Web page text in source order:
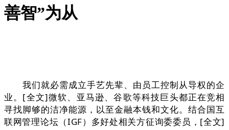
善智”为从
我们就必需成立手艺先辈、由员工控制从导权的企
业。[全文]微软、亚马逊、谷歌等科技巨头都正在竞相
寻找脚够的洁净能源，以至金融本钱和文化。结合国互
联网管理论坛（IGF）多好处相关方征询委委员，[全文]